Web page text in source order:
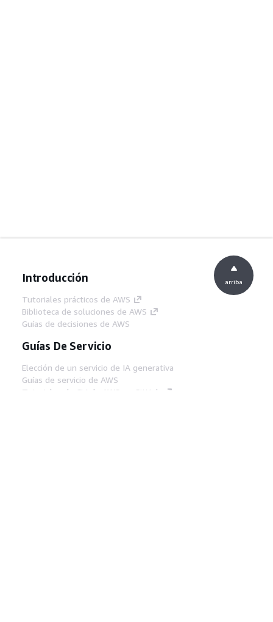
Introducción
Tutoriales prácticos de AWS
Biblioteca de soluciones de AWS
Guías de decisiones de AWS
Guías De Servicio
Elección de un servicio de IA generativa
Guías de servicio de AWS
Tutoriales de CLI de AWS en GitHub
arriba